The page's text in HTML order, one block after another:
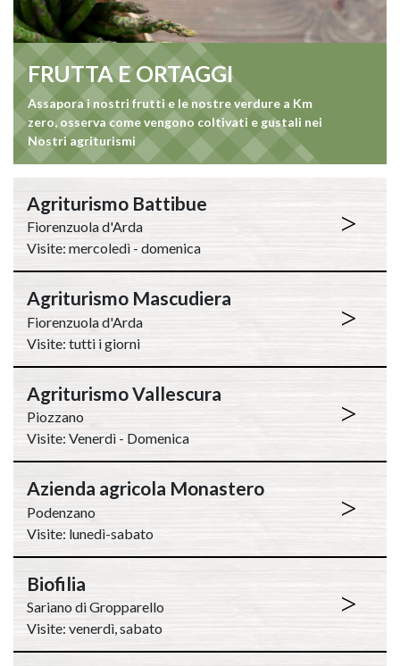
FRUTTA E ORTAGGI
Assapora i nostri frutti e le nostre verdure a Km
zero, osserva come vengono coltivati e gustali nei
Nostri agriturismi
Agriturismo Battibue
Fiorenzuola d'Arda
Visite: mercoledì - domenica
>
Agriturismo Mascudiera
Fiorenzuola d'Arda
Visite: tutti i giorni
>
Agriturismo Vallescura
Piozzano
Visite: Venerdì - Domenica
>
Azienda agricola Monastero
Podenzano
Visite: lunedì-sabato
>
Biofilia
Sariano di Gropparello
Visite: venerdì, sabato
>